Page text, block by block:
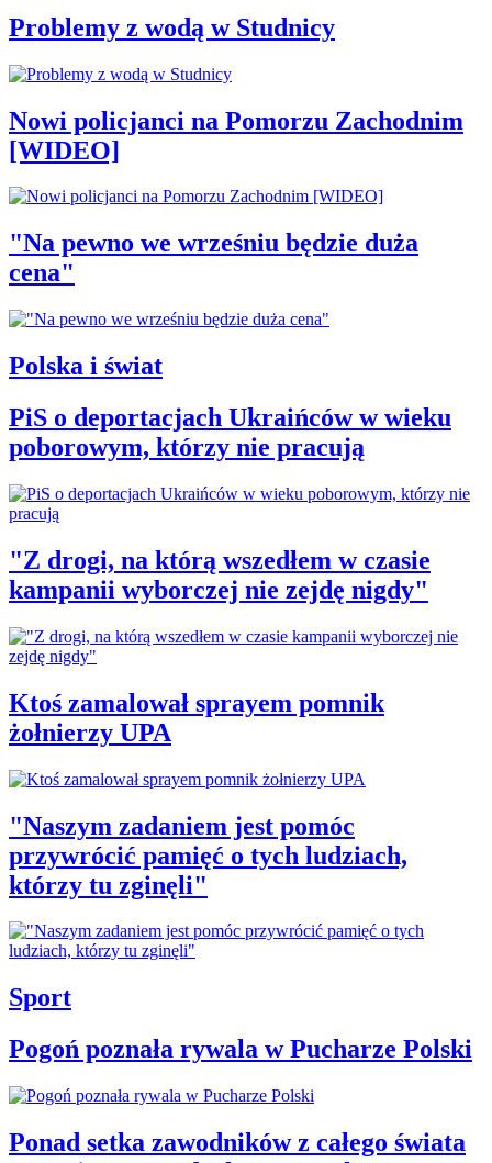
Problemy z wodą w Studnicy
Nowi policjanci na Pomorzu Zachodnim
[WIDEO]
"Na pewno we wrześniu będzie duża
cena"
Polska i świat
PiS o deportacjach Ukraińców w wieku
poborowym, którzy nie pracują
"Z drogi, na którą wszedłem w czasie
kampanii wyborczej nie zejdę nigdy"
Ktoś zamalował sprayem pomnik
żołnierzy UPA
"Naszym zadaniem jest pomóc
przywrócić pamięć o tych ludziach,
którzy tu zginęli"
Sport
Pogoń poznała rywala w Pucharze Polski
Ponad setka zawodników z całego świata